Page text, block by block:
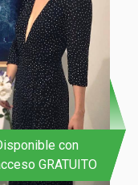
con
GRATUITO